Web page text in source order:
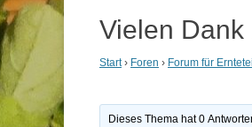
Vielen
Start › Foren › Forum für
Dieses Thema hat 0